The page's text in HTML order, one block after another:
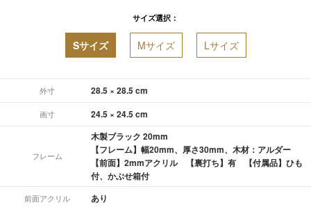
サイズ選択：
Sサイズ Mサイズ Lサイズ
外寸 28.5 × 28.5 cm
画寸 24.5 × 24.5 cm
フレーム
木製ブラック 20mm
【フレーム】幅20mm、厚さ30mm、木材：アルダー
【前面】2mmアクリル 【裏打ち】有 【付属品】ひも
付、かぶせ箱付
前面アクリル あり